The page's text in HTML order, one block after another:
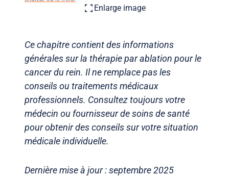
Enlarge image
Ce chapitre contient des informations
générales sur la thérapie par ablation pour le
cancer du rein. Il ne remplace pas les
conseils ou traitements médicaux
professionnels. Consultez toujours votre
médecin ou fournisseur de soins de santé
pour obtenir des conseils sur votre situation
médicale individuelle.
Dernière mise à jour : septembre 2025